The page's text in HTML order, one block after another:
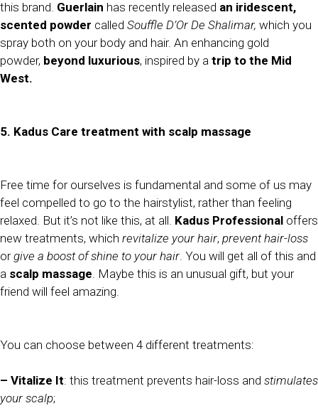
this brand. Guerlain has recently released an iridescent,
scented powder called Souffle D’Or De Shalimar, which you
spray both on your body and hair. An enhancing gold
powder, beyond luxurious, inspired by a trip to the Mid
West.
5. Kadus Care treatment with scalp massage
Free time for ourselves is fundamental and some of us may
feel compelled to go to the hairstylist, rather than feeling
relaxed. But it’s not like this, at all. Kadus Professional offers
new treatments, which revitalize your hair, prevent hair-loss
orgive a boost of shine to your hair . You will get all of this and
a scalp massage . Maybe this is an unusual gift, but your
friend will feel amazing.
You can choose between 4 different treatments:
– Vitalize It: this treatment prevents hair-loss and stimulates
your scalp;